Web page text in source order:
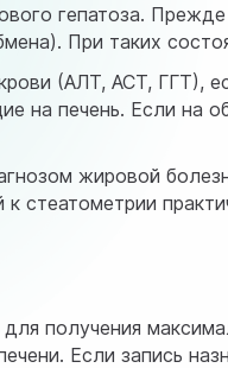
гепатоза.
При таких
(АЛТ, АСТ, ГГТ),
на печень. Если на
жировой
стеатометрии
получения
Если запись